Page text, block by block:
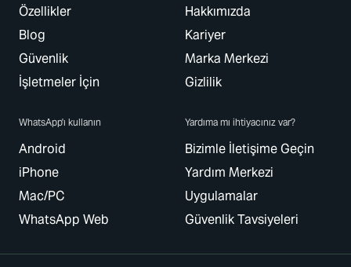
Özellikler
Blog
Güvenlik
İşletmeler İçin
Hakkımızda
Kariyer
Marka Merkezi
Gizlilik
WhatsApp'ı kullanın
Android
iPhone
Mac/PC
WhatsApp Web
Yardıma mı ihtiyacınız var?
Bizimle İletişime Geçin
Yardım Merkezi
Uygulamalar
Güvenlik Tavsiyeleri